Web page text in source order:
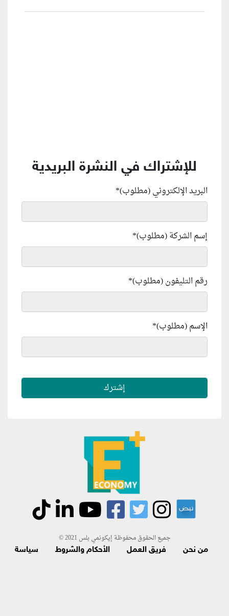
للإشتراك في النشرة البريدية
البريد الإلكتروني (مطلوب)*
إسم الشركة (مطلوب)*
رقم التليفون (مطلوب)*
الإسم (مطلوب)*
جميع الحقوق محفوظة إيكونمي بلس 2021 ©
من نحن فريق العمل الأحكام والشروط
سياسة